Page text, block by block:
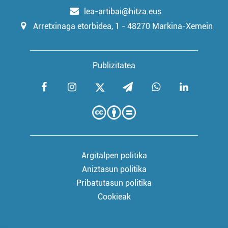
lea-artibai@hitza.eus
Arretxinaga etorbidea, 1 - 48270 Markina-Xemein
Publizitatea
Argitalpen politika
Aniztasun politika
Pribatutasun politika
Cookieak